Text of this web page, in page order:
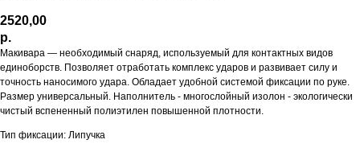
2520,00
р.
Макивара — необходимый снаряд, используемый для контактных видов
единоборств. Позволяет отработать комплекс ударов и развивает силу и
точность наносимого удара. Обладает удобной системой фиксации по руке.
Размер универсальный. Наполнитель - многослойный изолон - экологически
чистый вспененный полиэтилен повышенной плотности.
Тип фиксации: Липучка